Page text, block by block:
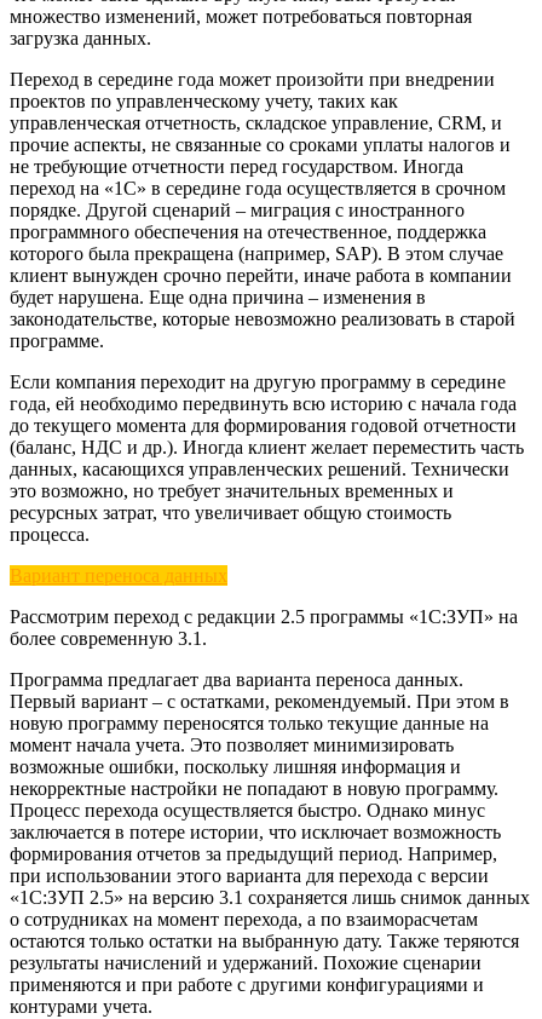
множество изменений, может потребоваться повторная
загрузка данных.
Переход в середине года может произойти при внедрении
проектов по управленческому учету, таких как
управленческая отчетность, складское управление, CRM, и
прочие аспекты, не связанные со сроками уплаты налогов и
не требующие отчетности перед государством. Иногда
переход на «1С» в середине года осуществляется в срочном
порядке. Другой сценарий – миграция с иностранного
программного обеспечения на отечественное, поддержка
которого была прекращена (например, SAP). В этом случае
клиент вынужден срочно перейти, иначе работа в компании
будет нарушена. Еще одна причина – изменения в
законодательстве, которые невозможно реализовать в старой
программе.
Если компания переходит на другую программу в середине
года, ей необходимо передвинуть всю историю с начала года
до текущего момента для формирования годовой отчетности
(баланс, НДС и др.). Иногда клиент желает переместить часть
данных, касающихся управленческих решений. Технически
это возможно, но требует значительных временных и
ресурсных затрат, что увеличивает общую стоимость
процесса.
Вариант переноса данных
Рассмотрим переход с редакции 2.5 программы «1С:ЗУП» на
более современную 3.1.
Программа предлагает два варианта переноса данных.
Первый вариант – с остатками, рекомендуемый. При этом в
новую программу переносятся только текущие данные на
момент начала учета. Это позволяет минимизировать
возможные ошибки, поскольку лишняя информация и
некорректные настройки не попадают в новую программу.
Процесс перехода осуществляется быстро. Однако минус
заключается в потере истории, что исключает возможность
формирования отчетов за предыдущий период. Например,
при использовании этого варианта для перехода с версии
«1С:ЗУП 2.5» на версию 3.1 сохраняется лишь снимок данных
о сотрудниках на момент перехода, а по взаиморасчетам
остаются только остатки на выбранную дату. Также теряются
результаты начислений и удержаний. Похожие сценарии
применяются и при работе с другими конфигурациями и
контурами учета.